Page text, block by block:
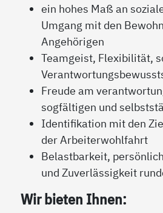
ein hohes Maß an
Umgang mit den
Angehörigen
Teamgeist, Flexibilität,
Freude am
sogfältigen und
Identifikation mit den
der Arbeiterwohlfahrt
Belastbarkeit,
und Zuverlässigkeit
Wir bieten Ihnen: